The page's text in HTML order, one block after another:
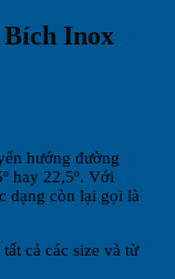
Inox
hướng đường
hay 22,5º. Với
dạng còn lại gọi là
cả các size và từ